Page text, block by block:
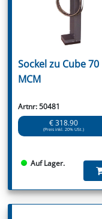
Sockel zu Cube 70
MCM
Artnr: 50481
€ 318.90
(Preis inkl. 20% USt.)
Auf Lager.